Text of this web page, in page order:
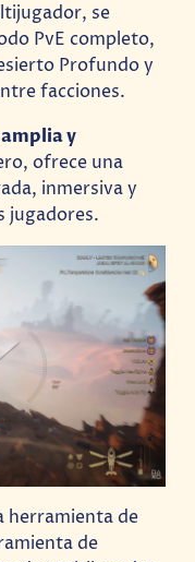
se
PvE completo,
Profundo y
facciones.
y
ofrece una
inmersiva y
jugadores.
herramienta de
de